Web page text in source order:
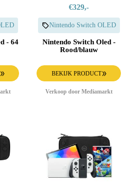
- 64
€329,-
Nintendo Switch OLED
Nintendo Switch Oled -
Rood/blauw
BEKIJK PRODUCT
Verkoop door Mediamarkt